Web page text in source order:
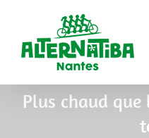
Plus chaud